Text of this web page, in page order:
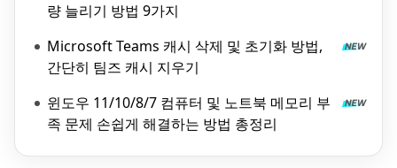
량 늘리기 방법 9가지
Microsoft Teams 캐시 삭제 및 초기화 방법,
간단히 팀즈 캐시 지우기
윈도우 11/10/8/7 컴퓨터 및 노트북 메모리 부
족 문제 손쉽게 해결하는 방법 총정리